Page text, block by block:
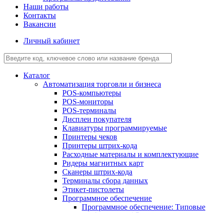
Наши работы
Контакты
Вакансии
Личный кабинет
Каталог
Автоматизация торговли и бизнеса
POS-компьютеры
POS-мониторы
POS-терминалы
Дисплеи покупателя
Клавиатуры программируемые
Принтеры чеков
Принтеры штрих-кода
Расходные материалы и комплектующие
Ридеры магнитных карт
Сканеры штрих-кода
Терминалы сбора данных
Этикет-пистолеты
Программное обеспечение
Программное обеспечение: Типовые